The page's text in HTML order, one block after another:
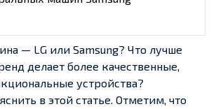
— LG или Samsung? Что лучше
делает более качественные,
устройства?
в этой статье. Отметим, что